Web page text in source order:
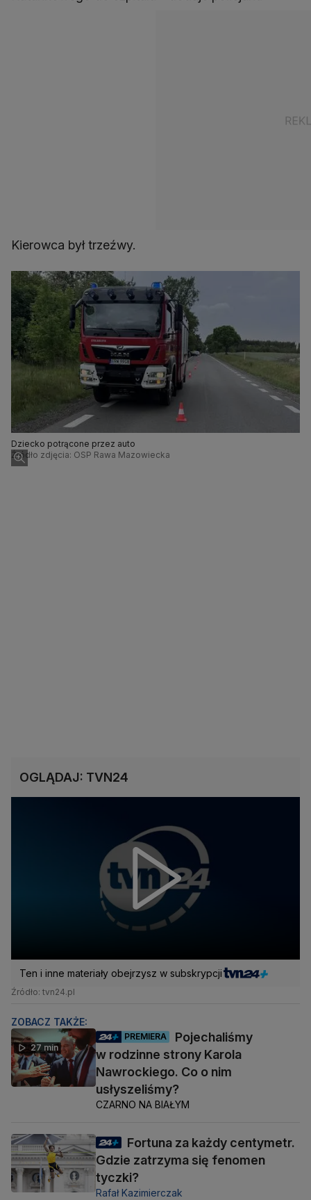
Kierowca był trzeźwy.
Dziecko potrącone przez auto
Źródło zdjęcia: OSP Rawa Mazowiecka
OGLĄDAJ: TVN24
Ten i inne materiały obejrzysz w subskrypcji
Źródło: tvn24.pl
ZOBACZ TAKŻE:
27 min
PREMIERA
Pojechaliśmy
w rodzinne strony Karola
Nawrockiego. Co o nim
usłyszeliśmy?
CZARNO NA BIAŁYM
Fortuna za każdy centymetr.
Gdzie zatrzyma się fenomen
tyczki?
Rafał Kazimierczak